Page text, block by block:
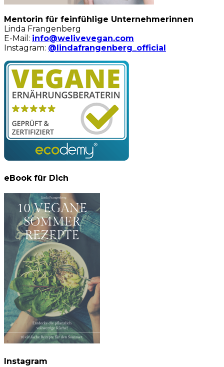
Mentorin für feinfühlige Unternehmerinnen
Linda Frangenberg
E-Mail: info@welivevegan.com
Instagram: @lindafrangenberg_official
eBook für Dich
Instagram